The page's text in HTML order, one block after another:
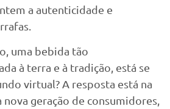
a autenticidade e
uma bebida tão
à terra e à tradição, está se
virtual? A resposta está na
geração de consumidores,